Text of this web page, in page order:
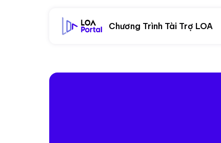
Chương Trình Tài Trợ LOA